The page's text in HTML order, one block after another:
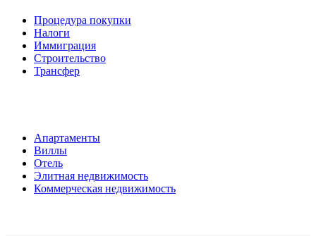
Процедура покупки
Налоги
Иммиграция
Строительство
Трансфер
Апартаменты
Виллы
Отель
Элитная недвижимость
Коммерческая недвижимость